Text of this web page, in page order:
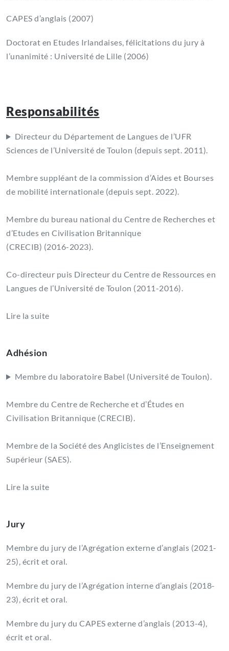
CAPES d’anglais (2007)
Doctorat en Etudes Irlandaises, félicitations du jury à
l’unanimité : Université de Lille (2006)
Responsabilités
Directeur du Département de Langues de l’UFR
Sciences de l’Université de Toulon (depuis sept. 2011).
Membre suppléant de la commission d’Aides et Bourses
de mobilité internationale (depuis sept. 2022).
Membre du bureau national du Centre de Recherches et
d’Etudes en Civilisation Britannique
(CRECIB) (2016-2023).
Co-directeur puis Directeur du Centre de Ressources en
Langues de l’Université de Toulon (2011-2016).
Lire la suite
Adhésion
Membre du laboratoire Babel (Université de Toulon).
Membre du Centre de Recherche et d’Études en
Civilisation Britannique (CRECIB).
Membre de la Société des Anglicistes de l’Enseignement
Supérieur (SAES).
Lire la suite
Jury
Membre du jury de l’Agrégation externe d’anglais (2021-
25), écrit et oral.
Membre du jury de l’Agrégation interne d’anglais (2018-
23), écrit et oral.
Membre du jury du CAPES externe d’anglais (2013-4),
écrit et oral.